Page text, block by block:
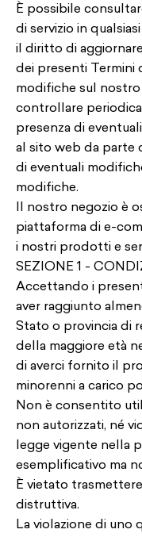
È possibile
di servizio in
il diritto di
dei presenti Termini
modifiche sul
controllare
presenza di
al sito web da parte
di eventuali
modifiche.
Il nostro negozio è
piattaforma di e-
i nostri prodotti e
SEZIONE 1 -
Accettando i
aver raggiunto
Stato o provincia di
della maggiore età
di averci fornito il
minorenni a carico
Non è consentito
non autorizzati, né
legge vigente nella
esemplificativo ma
È vietato
distruttiva.
La violazione di uno